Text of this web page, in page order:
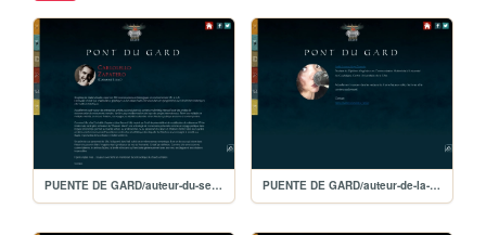
PUENTE DE GARD/auteur-du-second-life-(français) PUENTE DE GARD/auteur-de-la-recherche-(français)